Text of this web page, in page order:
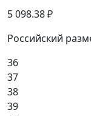
5 098.38 ₽
Российский
36
37
38
39